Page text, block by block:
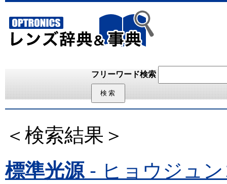
フリーワード検索
＜検索結果＞
標準光源- ヒョウジュン